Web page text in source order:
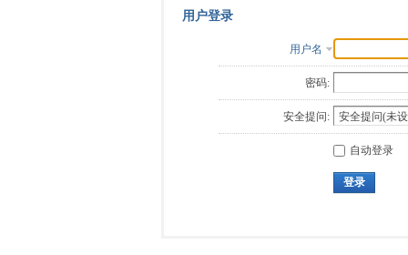
用户登录
用户名
密码:
安全提问:
自动登录
登录